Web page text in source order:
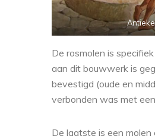
De rosmolen is
aan dit bouwwerk is
bevestigd (oude en
verbonden was met
De laatste is een